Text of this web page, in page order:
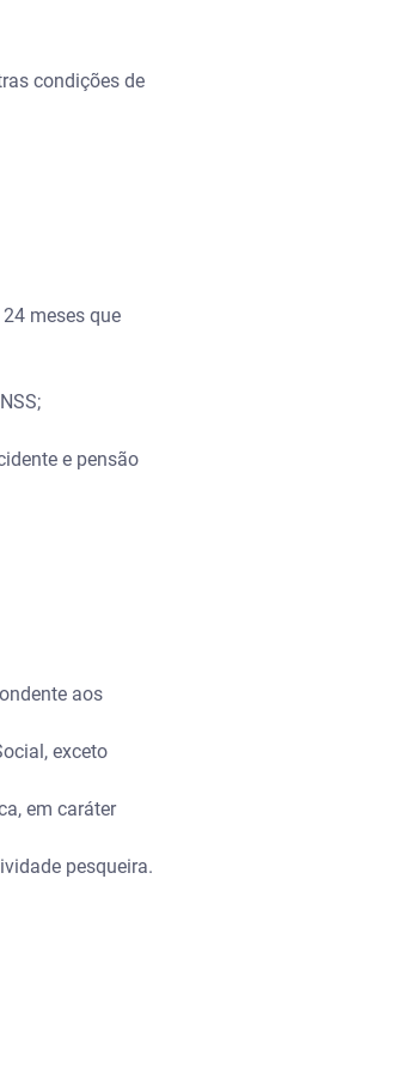
condições de
meses que
e pensão
aos
exceto
em caráter
pesqueira.